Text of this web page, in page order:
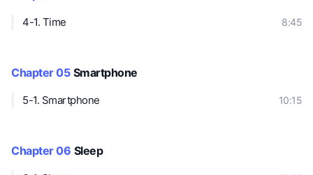
4-1. Time 8:45
Chapter 05 Smartphone
5-1. Smartphone 10:15
Chapter 06 Sleep